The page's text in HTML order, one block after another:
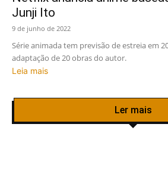
Junji Ito
9 de junho de 2022
Série animada tem previsão de estreia em
adaptação de 20 obras do autor.
Leia mais
Ler mais